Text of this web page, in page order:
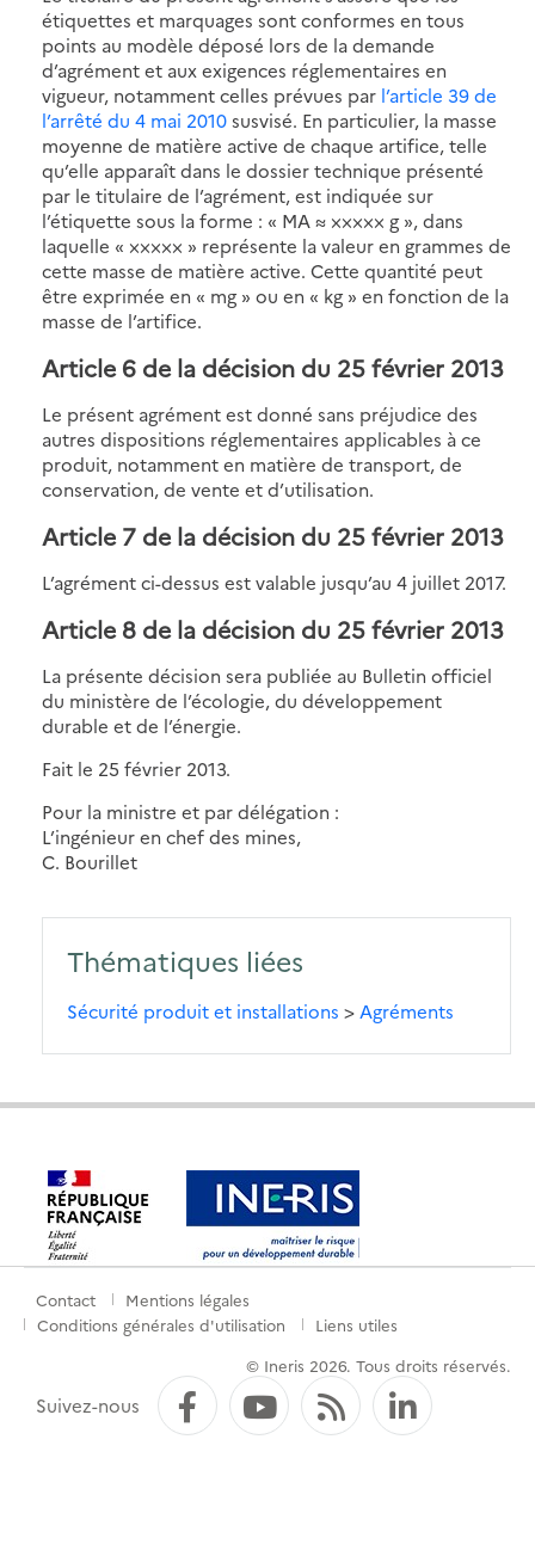
étiquettes et marquages sont conformes en tous
points au modèle déposé lors de la demande
d’agrément et aux exigences réglementaires en
vigueur, notamment celles prévues par l’article 39 de
l’arrêté du 4 mai 2010susvisé. En particulier, la masse
moyenne de matière active de chaque artifice, telle
qu’elle apparaît dans le dossier technique présenté
par le titulaire de l’agrément, est indiquée sur
l’étiquette sous la forme : « MA ≈ ××××× g », dans
laquelle « ××××× » représente la valeur en grammes de
cette masse de matière active. Cette quantité peut
être exprimée en « mg » ou en « kg » en fonction de la
masse de l’artifice.
Article 6 de la décision du 25 février 2013
Le présent agrément est donné sans préjudice des
autres dispositions réglementaires applicables à ce
produit, notamment en matière de transport, de
conservation, de vente et d’utilisation.
Article 7 de la décision du 25 février 2013
L’agrément ci-dessus est valable jusqu’au 4 juillet 2017.
Article 8 de la décision du 25 février 2013
La présente décision sera publiée au Bulletin officiel
du ministère de l’écologie, du développement
durable et de l’énergie.
Fait le 25 février 2013.
Pour la ministre et par délégation :
L’ingénieur en chef des mines,
C. Bourillet
Thématiques liées
Sécurité produit et installations > Agréments
Menu
pied
Contact
Mentions légales
Conditions générales d'utilisation
Liens utiles
© Ineris 2026. Tous droits réservés.
Suivez-nous FacebookYouTube
Flux RSS